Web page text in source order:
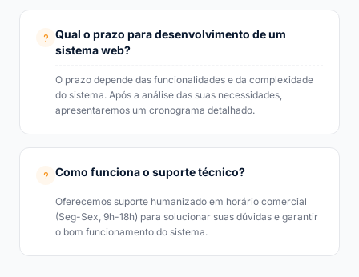
Qual o prazo para desenvolvimento de um
sistema web?
O prazo depende das funcionalidades e da complexidade
do sistema. Após a análise das suas necessidades,
apresentaremos um cronograma detalhado.
Como funciona o suporte técnico?
Oferecemos suporte humanizado em horário comercial
(Seg-Sex, 9h-18h) para solucionar suas dúvidas e garantir
o bom funcionamento do sistema.